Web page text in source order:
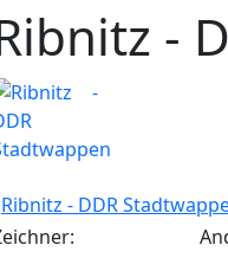
-
Ribnitz - DDR